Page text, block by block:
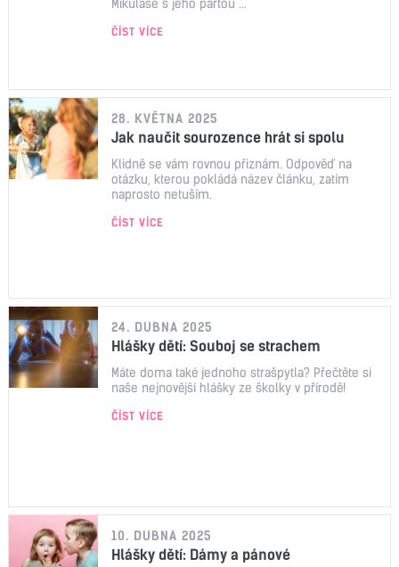
Mikuláše s jeho partou ...
ČÍST VÍCE
28. KVĚTNA 2025
Jak naučit sourozence hrát si spolu
Klidně se vám rovnou přiznám. Odpověď na
otázku, kterou pokládá název článku, zatím
naprosto netuším.
ČÍST VÍCE
24. DUBNA 2025
Hlášky dětí: Souboj se strachem
Máte doma také jednoho strašpytla? Přečtěte si
naše nejnovější hlášky ze školky v přírodě!
ČÍST VÍCE
10. DUBNA 2025
Hlášky dětí: Dámy a pánové